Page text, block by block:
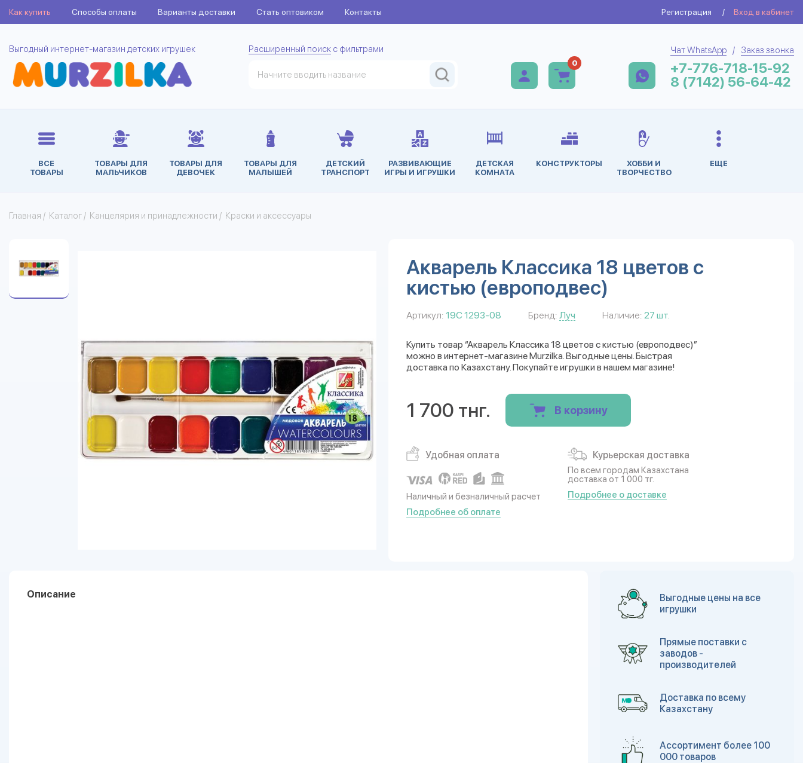
Как купить Способы оплаты Варианты доставки Стать оптовиком Контакты Регистрация / Вход в кабинет
Выгодный интернет-магазин детских игрушек Расширенный поиск с фильтрами
0
Чат WhatsApp / Заказ звонка
+7-776-718-15-92
8 (7142) 56-64-42
ВСЕ
ТОВАРЫ
ТОВАРЫ ДЛЯ
МАЛЬЧИКОВ
ТОВАРЫ ДЛЯ
ДЕВОЧЕК
ТОВАРЫ ДЛЯ
МАЛЫШЕЙ
ДЕТСКИЙ
ТРАНСПОРТ
РАЗВИВАЮЩИЕ
ИГРЫ И ИГРУШКИ
ДЕТСКАЯ
КОМНАТА
КОНСТРУКТОРЫ
ХОББИ И
ТВОРЧЕСТВО
ЕЩЕ
Главная / Каталог / Канцелярия и принадлежности / Краски и аксессуары
Акварель Классика 18 цветов с
кистью (европодвес)
Артикул: 19С 1293-08 Бренд: Луч Наличие: 27 шт.
Купить товар “Акварель Классика 18 цветов с кистью (европодвес)”
можно в интернет-магазине Murzilka. Выгодные цены. Быстрая
доставка по Казахстану. Покупайте игрушки в нашем магазине!
1 700 тнг. В корзину
Удобная оплата
Наличный и безналичный расчет
Подробнее об оплате
Курьерская доставка
По всем городам Казахстана
доставка от 1 000 тг.
Подробнее о доставке
Описание
Выгодные цены на все
игрушки
Прямые поставки с
заводов -
производителей
Доставка по всему
Казахстану
Ассортимент более 100
000 товаров